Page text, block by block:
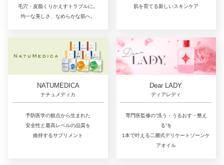
毛穴・皮脂くりかえすトラブルに。
均一な美しさ、なめらかな肌へ。
肌を育てる新しいスキンケア
NATUMEDICA
ナチュメディカ
予防医学の観点から生まれた
安全性と最高レベルの品質を
維持するサプリメント
Dear LADY.
ディアレディ
専門医監修の“洗う・うるおす・整え
る”を
1本で叶える二層式デリケートゾーンケ
アオイル